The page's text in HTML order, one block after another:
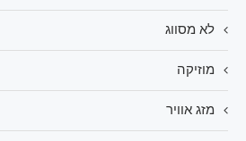
לא מסווג
מוזיקה
מזג אוויר